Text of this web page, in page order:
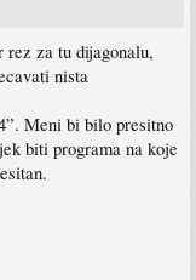
rez za tu dijagonalu,
nista
Meni bi bilo presitno
biti programa na koje